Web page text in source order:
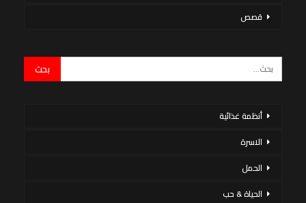
قصص
أنظمة غذائية
الاسرة
الحمل
الحياة & حب